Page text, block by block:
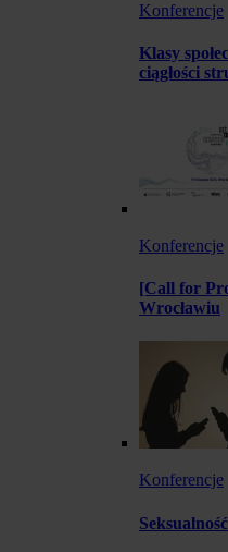
Konferencje
Klasy
ciągłości
Konferencje
[Call for
Wrocławiu
Konferencje